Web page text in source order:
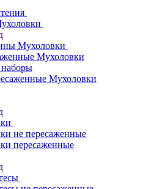
Мухоловки
Мухоловки
Мухоловки
не пересаженные
пересаженные